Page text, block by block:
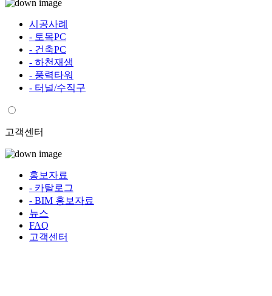
시공사례
- 토목PC
- 건축PC
- 하천재생
- 풍력타워
- 터널/수직구
고객센터
홍보자료
- 카탈로그
- BIM 홍보자료
뉴스
FAQ
고객센터